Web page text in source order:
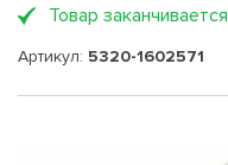
Товар заканчивается
Артикул: 5320-1602571